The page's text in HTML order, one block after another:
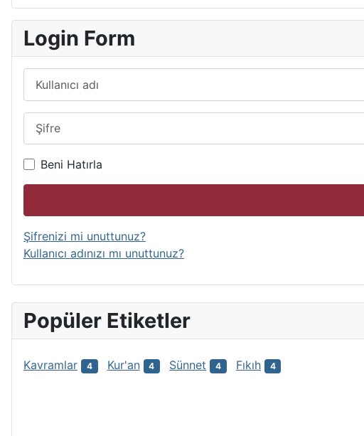
Login Form
Beni Hatırla
Şifrenizi mi unuttunuz?
Kullanıcı adınızı mı unuttunuz?
Popüler Etiketler
Kavramlar 4 Kur'an 4 Sünnet 4 Fıkıh 4